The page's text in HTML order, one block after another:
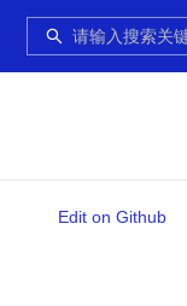
Edit on Github